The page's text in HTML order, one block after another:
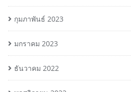
กุมภาพันธ์ 2023
มกราคม 2023
ธันวาคม 2022